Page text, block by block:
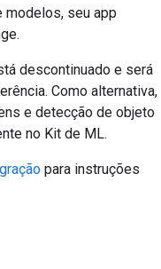
modelos, seu app
descontinuado e será
Como alternativa,
e detecção de objeto
no Kit de ML.
para instruções